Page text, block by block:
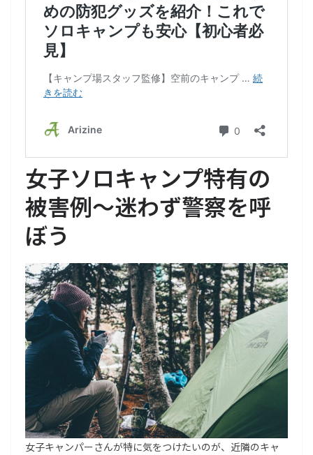
女子ソロキャンプ特有の
被害例〜迷わず警察を呼
ぼう
女子キャンパーさんが特に気をつけたいのが、近隣のキャ